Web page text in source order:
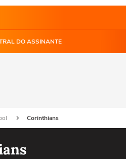
DO ASSINANTE
Corinthians